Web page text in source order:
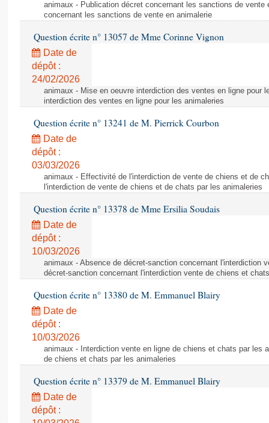
animaux - Publication décret concernant les sanctions de vente
concernant les sanctions de vente en animalerie
Question écrite n° 13057 de Mme Corinne Vignon
Date de
dépôt :
24/02/2026
animaux - Mise en oeuvre interdiction des ventes en ligne pour
interdiction des ventes en ligne pour les animaleries
Question écrite n° 13241 de M. Pierrick Courbon
Date de
dépôt :
03/03/2026
animaux - Effectivité de l'interdiction de vente de chiens et de
l'interdiction de vente de chiens et de chats par les animaleries
Question écrite n° 13378 de Mme Ersilia Soudais
Date de
dépôt :
10/03/2026
animaux - Absence de décret-sanction concernant l'interdiction
décret-sanction concernant l'interdiction vente de chiens et chats
Question écrite n° 13380 de M. Emmanuel Blairy
Date de
dépôt :
10/03/2026
animaux - Interdiction vente en ligne de chiens et chats par les
de chiens et chats par les animaleries
Question écrite n° 13379 de M. Emmanuel Blairy
Date de
dépôt :